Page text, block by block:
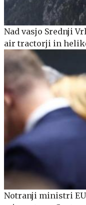
Nad vasjo Srednji
air tractorji in
Notranji ministri